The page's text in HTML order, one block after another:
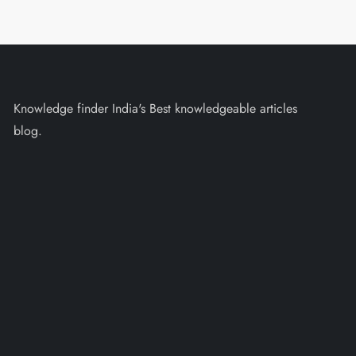
Knowledge finder India's Best knowledgeable articles
blog.